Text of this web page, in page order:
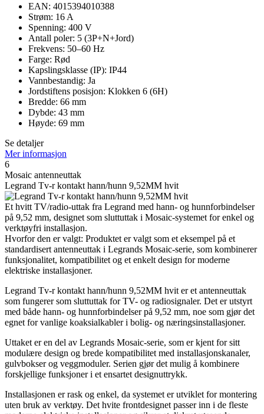
EAN: 4015394010388
Strøm: 16 A
Spenning: 400 V
Antall poler: 5 (3P+N+Jord)
Frekvens: 50–60 Hz
Farge: Rød
Kapslingsklasse (IP): IP44
Vannbestandig: Ja
Jordstiftens posisjon: Klokken 6 (6H)
Bredde: 66 mm
Dybde: 43 mm
Høyde: 69 mm
Se detaljer
Mer informasjon
6
Mosaic antenneuttak
Legrand Tv-r kontakt hann/hunn 9,52MM hvit
Et hvitt TV/radio-uttak fra Legrand med hann- og hunnforbindelser
på 9,52 mm, designet som sluttuttak i Mosaic-systemet for enkel og
verktøyfri installasjon.
Hvorfor den er valgt: Produktet er valgt som et eksempel på et
standardisert antenneuttak i Legrands Mosaic-serie, som kombinerer
funksjonalitet, kompatibilitet og et enkelt design for moderne
elektriske installasjoner.
Legrand Tv-r kontakt hann/hunn 9,52MM hvit er et antenneuttak
som fungerer som sluttuttak for TV- og radiosignaler. Det er utstyrt
med både hann- og hunnforbindelser på 9,52 mm, noe som gjør det
egnet for vanlige koaksialkabler i bolig- og næringsinstallasjoner.
Uttaket er en del av Legrands Mosaic-serie, som er kjent for sitt
modulære design og brede kompatibilitet med installasjonskanaler,
gulvbokser og veggmoduler. Serien gjør det mulig å kombinere
forskjellige funksjoner i et ensartet designuttrykk.
Installasjonen er rask og enkel, da systemet er utviklet for montering
uten bruk av verktøy. Det hvite frontdesignet passer inn i de fleste